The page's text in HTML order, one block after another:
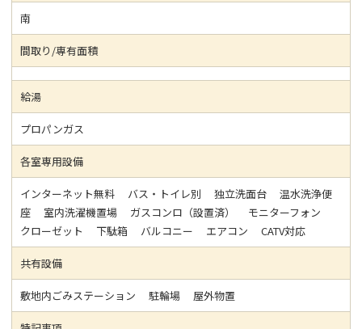
南
間取り/専有面積
給湯
プロパンガス
各室専用設備
インターネット無料 バス・トイレ別 独立洗面台 温水洗浄便
座 室内洗濯機置場 ガスコンロ（設置済） モニターフォン
クローゼット 下駄箱 バルコニー エアコン CATV対応
共有設備
敷地内ごみステーション 駐輪場 屋外物置